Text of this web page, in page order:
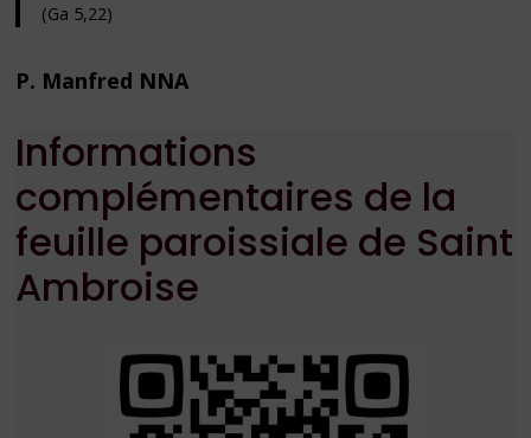
(Ga 5,22)
P. Manfred NNA
Informations
complémentaires de la
feuille paroissiale de Saint
Ambroise